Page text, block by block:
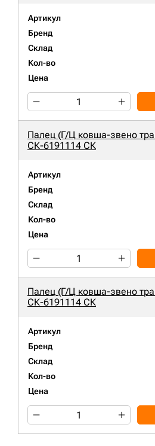
Артикул
Бренд
Склад
Кол-во
Цена
Палец (Г/Ц ковша-звено
СК-6191114 СК
Артикул
Бренд
Склад
Кол-во
Цена
Палец (Г/Ц ковша-звено
СК-6191114 СК
Артикул
Бренд
Склад
Кол-во
Цена